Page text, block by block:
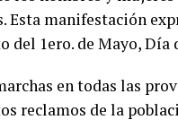
Esta manifestación
1ero. de Mayo, Día
en todas las
reclamos de la